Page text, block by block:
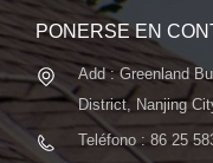
PONERSE EN
Add : Greenland
District, Nanjing
Teléfono : 86 25